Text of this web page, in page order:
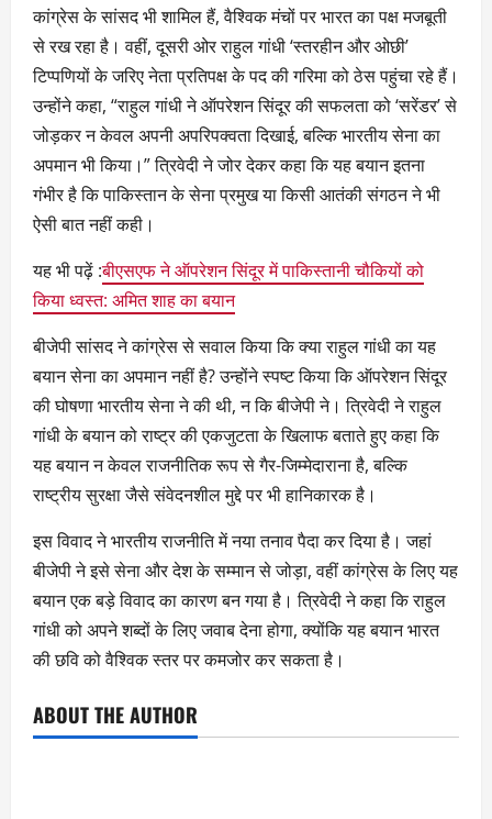
कांग्रेस के सांसद भी शामिल हैं, वैश्विक मंचों पर भारत का पक्ष मजबूती
से रख रहा है। वहीं, दूसरी ओर राहुल गांधी ‘स्तरहीन और ओछी’
टिप्पणियों के जरिए नेता प्रतिपक्ष के पद की गरिमा को ठेस पहुंचा रहे हैं।
उन्होंने कहा, “राहुल गांधी ने ऑपरेशन सिंदूर की सफलता को ‘सरेंडर’ से
जोड़कर न केवल अपनी अपरिपक्वता दिखाई, बल्कि भारतीय सेना का
अपमान भी किया।” त्रिवेदी ने जोर देकर कहा कि यह बयान इतना
गंभीर है कि पाकिस्तान के सेना प्रमुख या किसी आतंकी संगठन ने भी
ऐसी बात नहीं कही।
यह भी पढ़ें :बीएसएफ ने ऑपरेशन सिंदूर में पाकिस्तानी चौकियों को
किया ध्वस्त: अमित शाह का बयान
बीजेपी सांसद ने कांग्रेस से सवाल किया कि क्या राहुल गांधी का यह
बयान सेना का अपमान नहीं है? उन्होंने स्पष्ट किया कि ऑपरेशन सिंदूर
की घोषणा भारतीय सेना ने की थी, न कि बीजेपी ने। त्रिवेदी ने राहुल
गांधी के बयान को राष्ट्र की एकजुटता के खिलाफ बताते हुए कहा कि
यह बयान न केवल राजनीतिक रूप से गैर-जिम्मेदाराना है, बल्कि
राष्ट्रीय सुरक्षा जैसे संवेदनशील मुद्दे पर भी हानिकारक है।
इस विवाद ने भारतीय राजनीति में नया तनाव पैदा कर दिया है। जहां
बीजेपी ने इसे सेना और देश के सम्मान से जोड़ा, वहीं कांग्रेस के लिए यह
बयान एक बड़े विवाद का कारण बन गया है। त्रिवेदी ने कहा कि राहुल
गांधी को अपने शब्दों के लिए जवाब देना होगा, क्योंकि यह बयान भारत
की छवि को वैश्विक स्तर पर कमजोर कर सकता है।
ABOUT THE AUTHOR